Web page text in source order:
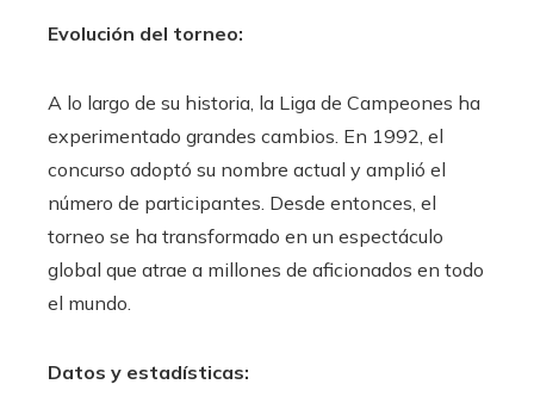
Evolución del torneo:
A lo largo de su historia, la Liga de Campeones ha
experimentado grandes cambios. En 1992, el
concurso adoptó su nombre actual y amplió el
número de participantes. Desde entonces, el
torneo se ha transformado en un espectáculo
global que atrae a millones de aficionados en todo
el mundo.
Datos y estadísticas: